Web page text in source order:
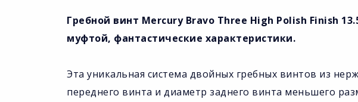
Гребной винт Mercury Bravo Three High Polish Finish
муфтой, фантастические характеристики.
Эта уникальная система двойных гребных винтов из
переднего винта и диаметр заднего винта меньшего